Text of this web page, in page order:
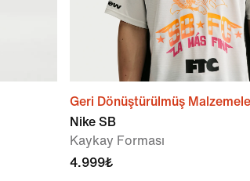
Geri Dönüştürülmüş
Nike SB
Kaykay Forması
4.999₺